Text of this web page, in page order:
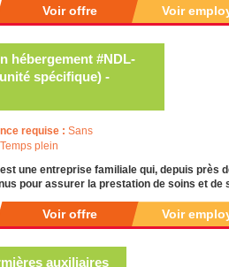
Voir offre Voir
hébergement #NDL-
spécifique) -
requise : Sans
Temps plein
une entreprise familiale qui, depuis près
pour assurer la prestation de soins et de
Voir offre Voir
auxiliaires